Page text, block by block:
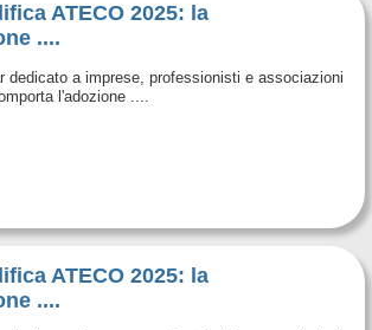
ATECO 2025: la
....
dedicato a imprese, professionisti e associazioni
l'adozione ....
ATECO 2025: la
....